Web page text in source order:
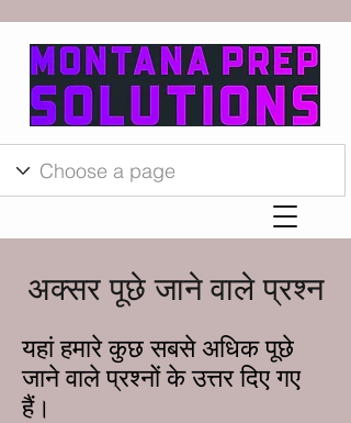
अक्सर पूछे जाने वाले प्रश्न
यहां हमारे कुछ सबसे अधिक पूछे
जाने वाले प्रश्नों के उत्तर दिए गए
हैं।